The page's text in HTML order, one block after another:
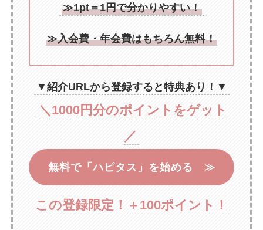
≫1pt＝1円で分かりやすい！
≫入会費・年会費はもちろん無料！
▼紹介URLから登録すると特典あり！▼
＼1000円分のポイントをゲット
／
無料で「ハピタス」を始める ≫
この登録限定！＋100ポイント！